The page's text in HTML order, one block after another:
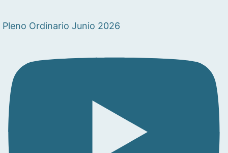
Pleno Ordinario Junio 2026